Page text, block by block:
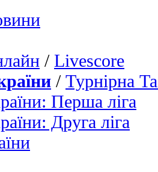
/ Livescore
/ Турнірна
Перша ліга
Друга ліга